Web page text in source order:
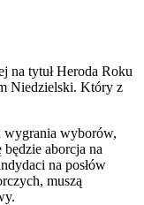
na tytuł Heroda Roku
Niedzielski. Który z
wygrania wyborów,
będzie aborcja na
na posłów
muszą